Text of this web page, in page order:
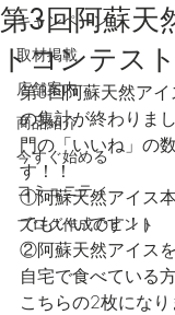
キャンペーン
取材掲載
店舗案内
商品紹介
今すぐ始める
コミュニティ
ブログ作成のヒント
第3回阿蘇天
トコンテスト
第3回阿蘇天然ア
の集計が終わりま
門の「いいね」の
す！！
①阿蘇天然アイス
でもいいです！）
②阿蘇天然アイスを
自宅で食べている
こちらの2枚になり